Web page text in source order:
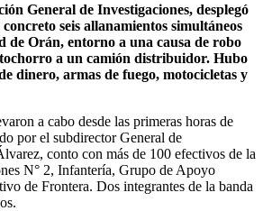
General de Investigaciones, desplegó
seis allanamientos simultáneos
de Orán, entorno a una causa de robo
a un camión distribuidor. Hubo
dinero, armas de fuego, motocicletas y
a cabo desde las primeras horas de
por el subdirector General de
conto con más de 100 efectivos de la
N° 2, Infantería, Grupo de Apoyo
de Frontera. Dos integrantes de la banda